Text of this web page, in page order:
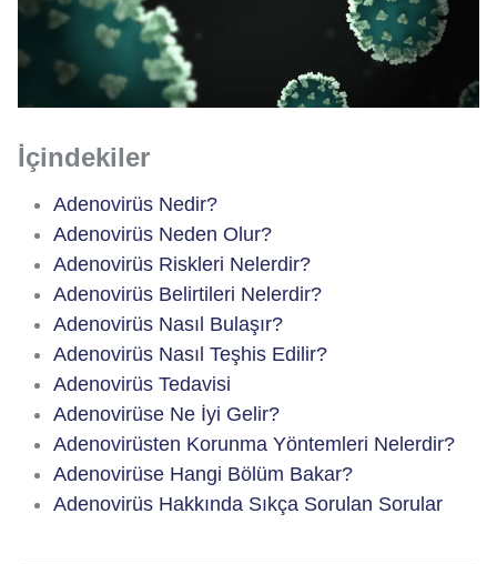
İçindekiler
Adenovirüs Nedir?
Adenovirüs Neden Olur?
Adenovirüs Riskleri Nelerdir?
Adenovirüs Belirtileri Nelerdir?
Adenovirüs Nasıl Bulaşır?
Adenovirüs Nasıl Teşhis Edilir?
Adenovirüs Tedavisi
Adenovirüse Ne İyi Gelir?
Adenovirüsten Korunma Yöntemleri Nelerdir?
Adenovirüse Hangi Bölüm Bakar?
Adenovirüs Hakkında Sıkça Sorulan Sorular